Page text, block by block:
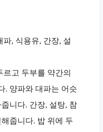
파, 식용유, 간장, 설
고 두부를 약간의
. 양파와 대파는 어슷
니다. 간장, 설탕, 참
줍니다. 밥 위에 두